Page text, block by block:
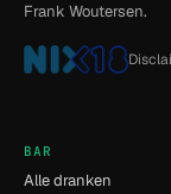
Frank Woutersen.
BAR
Alle dranken